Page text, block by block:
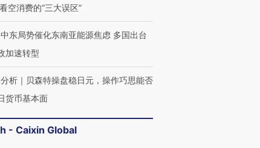
看空消费的“三大误区”
中东局势催化东南亚能源焦虑 多国出台
加速转型
分析｜贝森特操盘稳日元，操作巧思能否
货币基本面
- Caixin Global